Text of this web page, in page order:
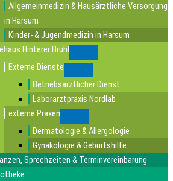
Allgemeinmedizin & Hausärztliche Versorgung
in Harsum
Kinder- & Jugendmedizin in Harsum
Hinterer Brühl
Externe Dienste
Betriebsärztlicher Dienst
Laborarztpraxis Nordlab
externe Praxen
Dermatologie & Allergologie
Gynäkologie & Geburtshilfe
Sprechzeiten & Terminvereinbarung